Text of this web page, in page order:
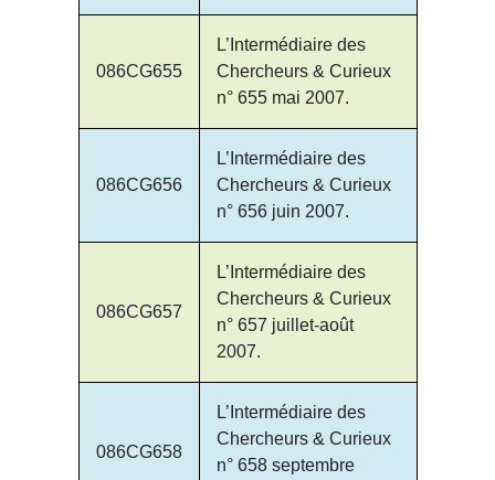
086CG655
L’Intermédiaire des
Chercheurs & Curieux
n° 655 mai 2007.
086CG656
L’Intermédiaire des
Chercheurs & Curieux
n° 656 juin 2007.
086CG657
L’Intermédiaire des
Chercheurs & Curieux
n° 657 juillet-août
2007.
086CG658
L’Intermédiaire des
Chercheurs & Curieux
n° 658 septembre